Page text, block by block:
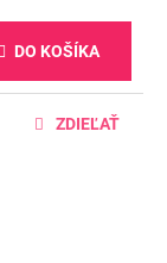
DO KOŠÍKA
ZDIEĽAŤ